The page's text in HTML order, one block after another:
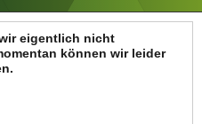
eigentlich nicht
können wir leider